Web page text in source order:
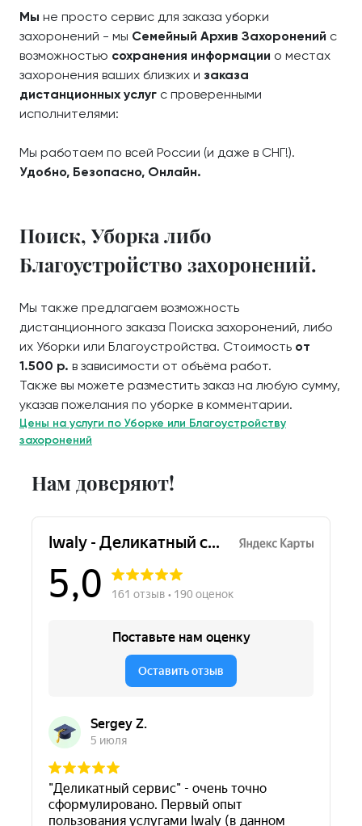
Мы не просто сервис для заказа уборки
захоронений - мы Семейный Архив Захоронений с
возможностью сохранения информации о местах
захоронения ваших близких и заказа
дистанционных услуг с проверенными
исполнителями:
Мы работаем по всей России (и даже в СНГ!).
Удобно, Безопасно, Онлайн.
Поиск, Уборка либо
Благоустройство захоронений.
Мы также предлагаем возможность
дистанционного заказа Поиска захоронений, либо
их Уборки или Благоустройства. Стоимость от
1.500 р. в зависимости от объёма работ.
Также вы можете разместить заказ на любую сумму,
указав пожелания по уборке в комментарии.
Цены на услуги по Уборке или Благоустройству
захоронений
Нам доверяют!